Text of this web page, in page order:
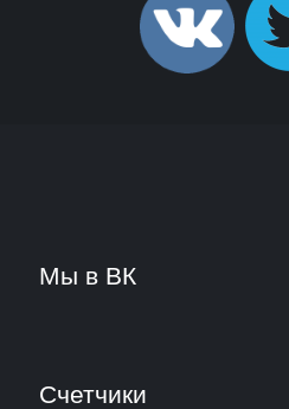
Мы в ВК
Счетчики